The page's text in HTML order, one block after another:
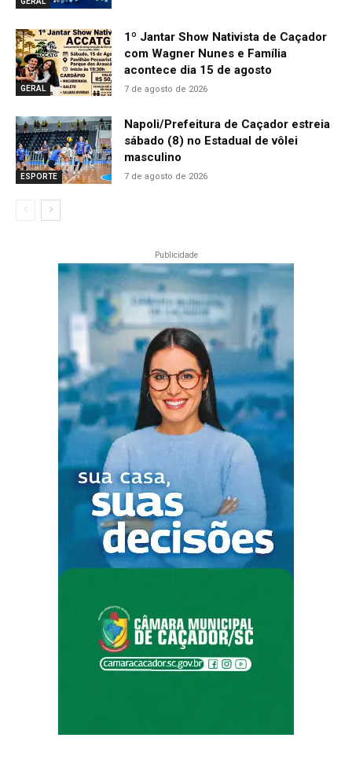
GERAL
1º Jantar Show Nativista de Caçador
com Wagner Nunes e Família
acontece dia 15 de agosto
7 de agosto de 2026
ESPORTE
Napoli/Prefeitura de Caçador estreia
sábado (8) no Estadual de vôlei
masculino
7 de agosto de 2026
Publicidade